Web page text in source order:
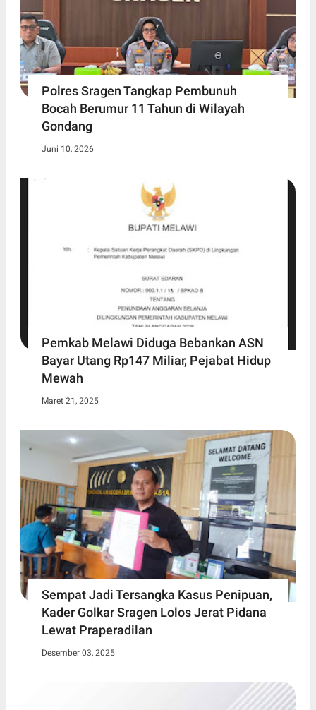
Polres Sragen Tangkap Pembunuh
Bocah Berumur 11 Tahun di Wilayah
Gondang
Juni 10, 2026
Pemkab Melawi Diduga Bebankan ASN
Bayar Utang Rp147 Miliar, Pejabat Hidup
Mewah
Maret 21, 2025
Sempat Jadi Tersangka Kasus Penipuan,
Kader Golkar Sragen Lolos Jerat Pidana
Lewat Praperadilan
Desember 03, 2025